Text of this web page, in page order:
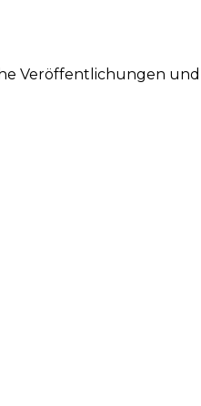
Veröffentlichungen